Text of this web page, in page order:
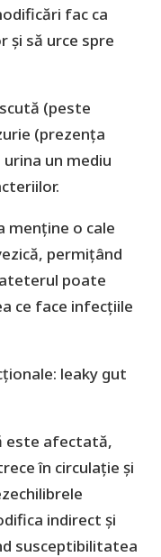
fac ca
și să urce spre
(peste
(prezența
un mediu
menține o cale
permițând
poate
ce face infecțiile
leaky gut
este afectată,
în circulație și
indirect și
susceptibilitatea